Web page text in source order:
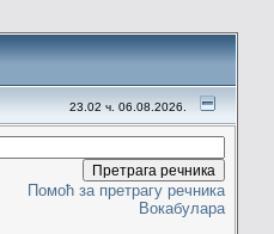
23.02 ч. 06.08.2026.
Помоћ за претрагу речника
Вокабулара